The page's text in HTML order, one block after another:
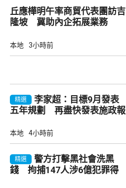
丘應樺明午率商貿代表團訪吉
隆坡 冀助內企拓展業務
本地 3小時前
精選
李家超：目標9月發表
五年規劃 再盡快發表施政報
本地 4小時前
精選
警方打擊黑社會洗黑
錢 拘捕147人涉6億犯罪得